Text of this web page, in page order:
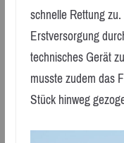
schnelle Rettung
Erstversorgung
technisches Gerät
musste zudem das
Stück hinweg